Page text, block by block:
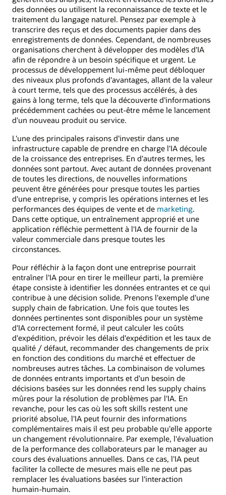
des données ou utilisent la reconnaissance de texte et le
traitement du langage naturel. Pensez par exemple à
transcrire des reçus et des documents papier dans des
enregistrements de données. Cependant, de nombreuses
organisations cherchent à développer des modèles d'IA
afin de répondre à un besoin spécifique et urgent. Le
processus de développement lui-même peut débloquer
des niveaux plus profonds d'avantages, allant de la valeur
à court terme, tels que des processus accélérés, à des
gains à long terme, tels que la découverte d'informations
précédemment cachées ou peut-être même le lancement
d'un nouveau produit ou service.
L'une des principales raisons d'investir dans une
infrastructure capable de prendre en charge l'IA découle
de la croissance des entreprises. En d'autres termes, les
données sont partout. Avec autant de données provenant
de toutes les directions, de nouvelles informations
peuvent être générées pour presque toutes les parties
d'une entreprise, y compris les opérations internes et les
performances des équipes de vente et de marketing.
Dans cette optique, un entraînement approprié et une
application réfléchie permettent à l'IA de fournir de la
valeur commerciale dans presque toutes les
circonstances.
Pour réfléchir à la façon dont une entreprise pourrait
entraîner l'IA pour en tirer le meilleur parti, la première
étape consiste à identifier les données entrantes et ce qui
contribue à une décision solide. Prenons l'exemple d'une
supply chain de fabrication. Une fois que toutes les
données pertinentes sont disponibles pour un système
d'IA correctement formé, il peut calculer les coûts
d'expédition, prévoir les délais d'expédition et les taux de
qualité / défaut, recommander des changements de prix
en fonction des conditions du marché et effectuer de
nombreuses autres tâches. La combinaison de volumes
de données entrants importants et d'un besoin de
décisions basées sur les données rend les supply chains
mûres pour la résolution de problèmes par l'IA. En
revanche, pour les cas où les soft skills restent une
priorité absolue, l'IA peut fournir des informations
complémentaires mais il est peu probable qu'elle apporte
un changement révolutionnaire. Par exemple, l'évaluation
de la performance des collaborateurs par le manager au
cours des évaluations annuelles. Dans ce cas, l'IA peut
faciliter la collecte de mesures mais elle ne peut pas
remplacer les évaluations basées sur l'interaction
humain-humain.